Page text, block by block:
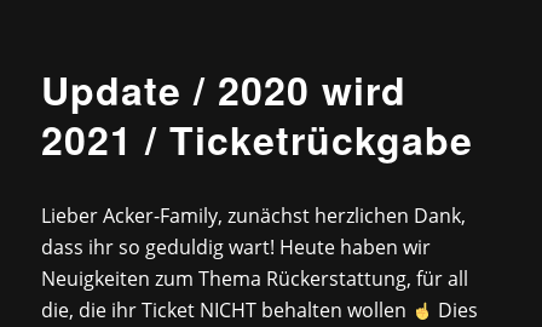
Update / 2020 wird
2021 / Ticketrückgabe
Lieber Acker-Family‍‍‍, zunächst herzlichen Dank,
dass ihr so geduldig wart! Heute haben wir
Neuigkeiten zum Thema Rückerstattung, für all
die, die ihr Ticket NICHT behalten wollen
Dies